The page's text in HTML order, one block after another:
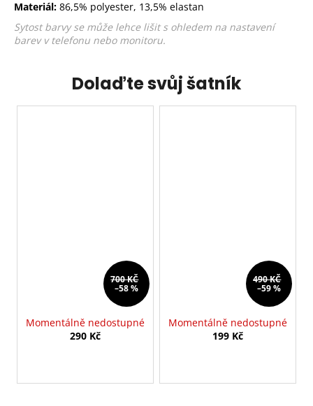
Materiál: 86,5% polyester, 13,5% elastan
Sytost barvy se může lehce lišit s ohledem na nastavení
barev v telefonu nebo monitoru.
Dolaďte svůj šatník
700 KČ
–58 %
Momentálně nedostupné
290 Kč
490 KČ
–59 %
Momentálně nedostupné
199 Kč